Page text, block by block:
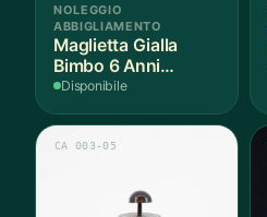
NOLEGGIO
ABBIGLIAMENTO
Maglietta Gialla
Bimbo 6 Anni
Cotone - 1 Pezzo
Disponibile
CA 003-05